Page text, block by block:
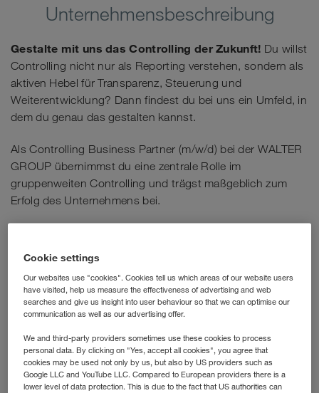
Unternehmensbeschreibung
Gestalte mit uns das Controlling der Zukunft! Du willst
Controlling nicht nur als Reporting verstehen, sondern als
aktiven Hebel für Transparenz, Steuerung und
Weiterentwicklung? Dann findest du bei uns ein Umfeld, in
dem du genau das gestalten kannst.
Als Controlling Business Partner (m/w/d) bei der WALTER
GROUP übernimmst du eine zentrale Rolle im
gruppenweiten Controlling und trägst maßgeblich zum
Erfolg des Unternehmens bei.
Cookie settings
Our websites use "cookies". Cookies tell us which areas of our website users
have visited, help us measure the effectiveness of advertising and web
searches and give us insight into user behaviour so that we can optimise our
communication as well as our advertising offer.
We and third-party providers sometimes use these cookies to process
personal data. By clicking on "Yes, accept all cookies", you agree that
cookies may be used not only by us, but also by US providers such as
Google LLC and YouTube LLC. Compared to European providers there is a
lower level of data protection. This is due to the fact that US authorities can